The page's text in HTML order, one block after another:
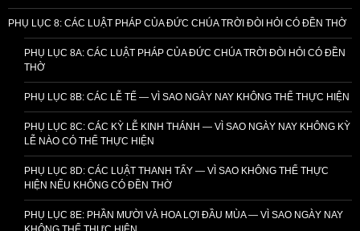
PHỤ LỤC 8: CÁC LUẬT PHÁP CỦA ĐỨC CHÚA TRỜI ĐÒI HỎI CÓ ĐỀN THỜ
PHỤ LỤC 8A: CÁC LUẬT PHÁP CỦA ĐỨC CHÚA TRỜI ĐÒI HỎI CÓ ĐỀN
THỜ
PHỤ LỤC 8B: CÁC LỄ TẾ — VÌ SAO NGÀY NAY KHÔNG THỂ THỰC HIỆN
PHỤ LỤC 8C: CÁC KỲ LỄ KINH THÁNH — VÌ SAO NGÀY NAY KHÔNG KỲ
LỄ NÀO CÓ THỂ THỰC HIỆN
PHỤ LỤC 8D: CÁC LUẬT THANH TẨY — VÌ SAO KHÔNG THỂ THỰC
HIỆN NẾU KHÔNG CÓ ĐỀN THỜ
PHỤ LỤC 8E: PHẦN MƯỜI VÀ HOA LỢI ĐẦU MÙA — VÌ SAO NGÀY NAY